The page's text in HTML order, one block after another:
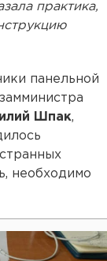
практика,
панельной
Шпак,
необходимо